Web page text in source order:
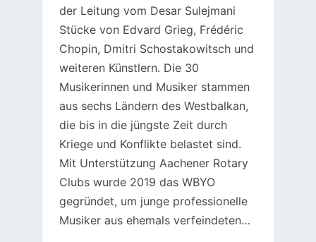
der Leitung vom Desar Sulejmani
Stücke von Edvard Grieg, Frédéric
Chopin, Dmitri Schostakowitsch und
weiteren Künstlern. Die 30
Musikerinnen und Musiker stammen
aus sechs Ländern des Westbalkan,
die bis in die jüngste Zeit durch
Kriege und Konflikte belastet sind.
Mit Unterstützung Aachener Rotary
Clubs wurde 2019 das WBYO
gegründet, um junge professionelle
Musiker aus ehemals verfeindeten…